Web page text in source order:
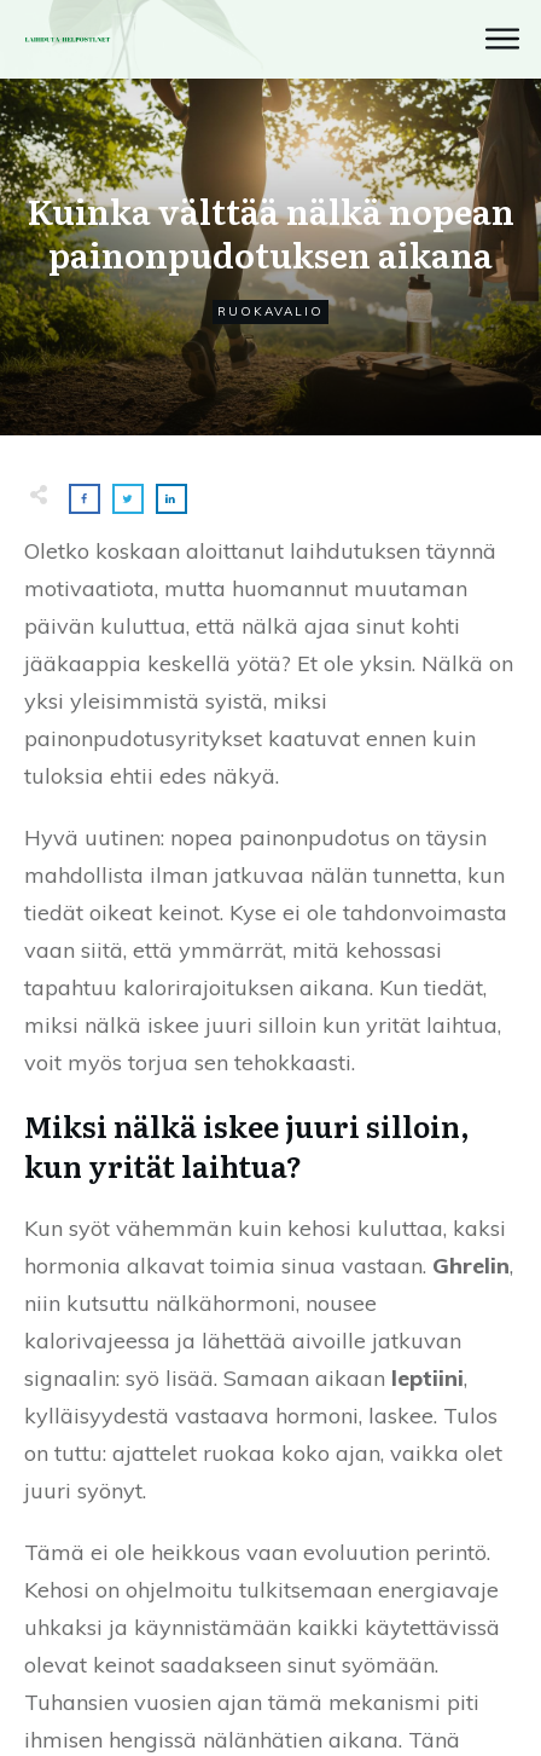
Kuinka välttää nälkä nopean
painonpudotuksen aikana
RUOKAVALIO
Oletko koskaan aloittanut laihdutuksen täynnä
motivaatiota, mutta huomannut muutaman
päivän kuluttua, että nälkä ajaa sinut kohti
jääkaappia keskellä yötä? Et ole yksin. Nälkä on
yksi yleisimmistä syistä, miksi
painonpudotusyritykset kaatuvat ennen kuin
tuloksia ehtii edes näkyä.
Hyvä uutinen: nopea painonpudotus on täysin
mahdollista ilman jatkuvaa nälän tunnetta, kun
tiedät oikeat keinot. Kyse ei ole tahdonvoimasta
vaan siitä, että ymmärrät, mitä kehossasi
tapahtuu kalorirajoituksen aikana. Kun tiedät,
miksi nälkä iskee juuri silloin kun yrität laihtua,
voit myös torjua sen tehokkaasti.
Miksi nälkä iskee juuri silloin,
kun yrität laihtua?
Kun syöt vähemmän kuin kehosi kuluttaa, kaksi
hormonia alkavat toimia sinua vastaan. Ghrelin,
niin kutsuttu nälkähormoni, nousee
kalorivajeessa ja lähettää aivoille jatkuvan
signaalin: syö lisää. Samaan aikaan leptiini,
kylläisyydestä vastaava hormoni, laskee. Tulos
on tuttu: ajattelet ruokaa koko ajan, vaikka olet
juuri syönyt.
Tämä ei ole heikkous vaan evoluution perintö.
Kehosi on ohjelmoitu tulkitsemaan energiavaje
uhkaksi ja käynnistämään kaikki käytettävissä
olevat keinot saadakseen sinut syömään.
Tuhansien vuosien ajan tämä mekanismi piti
ihmisen hengissä nälänhätien aikana. Tänä